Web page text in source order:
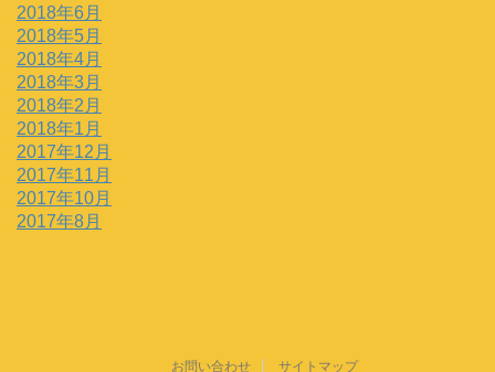
2018年6月
2018年5月
2018年4月
2018年3月
2018年2月
2018年1月
2017年12月
2017年11月
2017年10月
2017年8月
お問い合わせ サイトマップ